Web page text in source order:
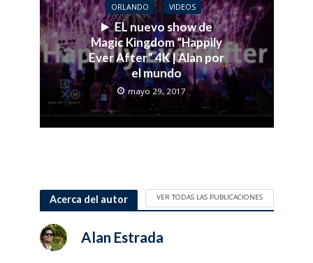
ORLANDO VIDEOS
EL nuevo show de
Magic Kingdom “Happily
Ever After” 4K | Alan por
el mundo
mayo 29, 2017
Acerca del autor VER TODAS LAS PUBLICACIONES
Alan Estrada